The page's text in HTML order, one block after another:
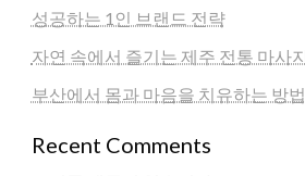
성공하는 1인 브랜드 전략
자연 속에서 즐기는 제주 전통 마사
부산에서 몸과 마음을 치유하는 방
Recent Comments